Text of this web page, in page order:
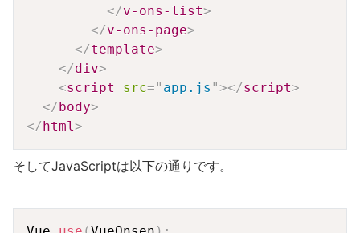
</v-ons-list>
</v-ons-page>
</template>
</div>
<script src=" app.js "></script>
</body>
</html >
そしてJavaScriptは以下の通りです。